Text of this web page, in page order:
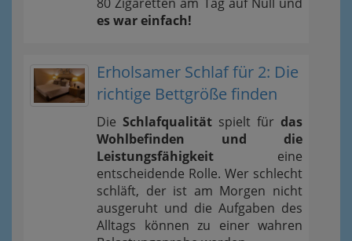
80 Zigaretten am Tag auf Null und
es war einfach!
Erholsamer Schlaf für 2: Die
richtige Bettgröße finden
Die Schlafqualität spielt für das
Wohlbefinden und die
Leistungsfähigkeit eine
entscheidende Rolle. Wer schlecht
schläft, der ist am Morgen nicht
ausgeruht und die Aufgaben des
Alltags können zu einer wahren